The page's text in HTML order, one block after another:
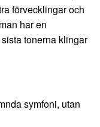
förvecklingar och
har en
tonerna klingar
symfoni, utan